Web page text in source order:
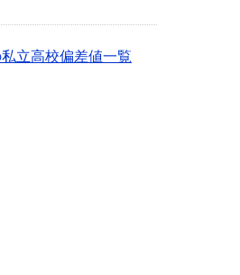
立高校偏差値一覧